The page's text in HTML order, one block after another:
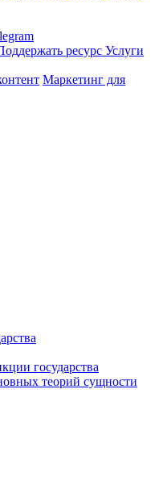
ресурс Услуги
Маркетинг для
государства
теорий сущности